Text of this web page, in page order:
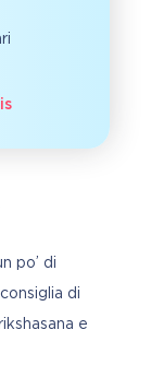
po’ di
di
e